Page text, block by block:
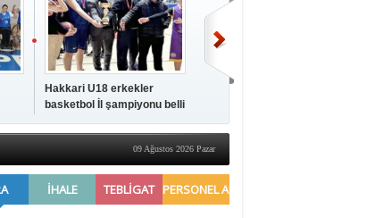
Hakkari U18 erkekler
basketbol İl şampiyonu belli
oldu
Toplantısı yapıldı
09 Ağustos 2026 Pazar